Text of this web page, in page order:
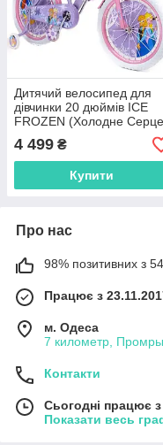
Дитячий велосипед для
дівчинки 20 дюймів ICE
FROZEN (Холодне
Ельза)
4 499 ₴
Купити
Про нас
98% позитивних з 54
Працює з
м. Одеса
7 километр,
Контакти
Сьогодні працює
Показати весь